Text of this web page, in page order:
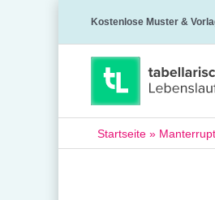
Kostenlose Muster &
Startseite »